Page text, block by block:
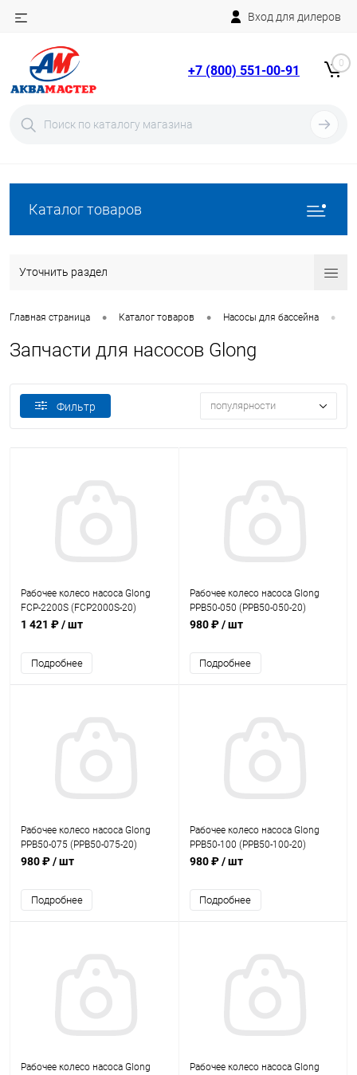
Вход для дилеров
+7 (800) 551-00-91 0
Каталог товаров
Уточнить раздел
Главная страница • Каталог товаров • Насосы для бассейна •
Запчасти для насосов Glong
Фильтр популярности
Рабочее колесо насоса Glong
FCP-2200S (FCP2000S-20)
1 421 ₽/ шт
Подробнее
Рабочее колесо насоса Glong
PPB50-050 (PPB50-050-20)
980 ₽/ шт
Подробнее
Рабочее колесо насоса Glong
PPB50-075 (PPB50-075-20)
980 ₽/ шт
Подробнее
Рабочее колесо насоса Glong
PPB50-100 (PPB50-100-20)
980 ₽/ шт
Подробнее
Рабочее колесо насоса Glong
Рабочее колесо насоса Glong